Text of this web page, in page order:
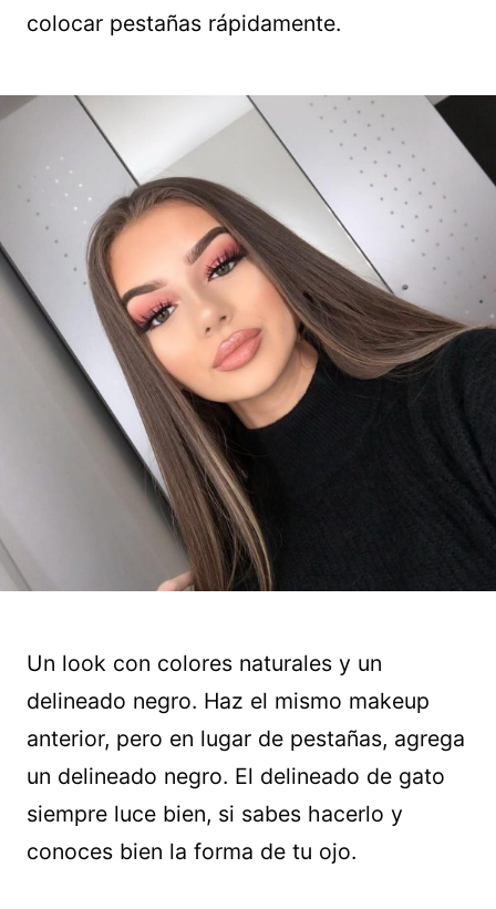
colocar pestañas rápidamente.
Un look con colores naturales y un
delineado negro. Haz el mismo makeup
anterior, pero en lugar de pestañas, agrega
un delineado negro. El delineado de gato
siempre luce bien, si sabes hacerlo y
conoces bien la forma de tu ojo.